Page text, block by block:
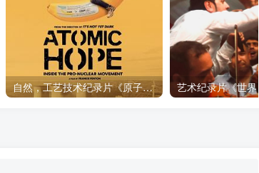
自然，工艺技术纪录片《原子能的希望 Atomic Hope – Inside the Pro-Nuclear Movement》下载